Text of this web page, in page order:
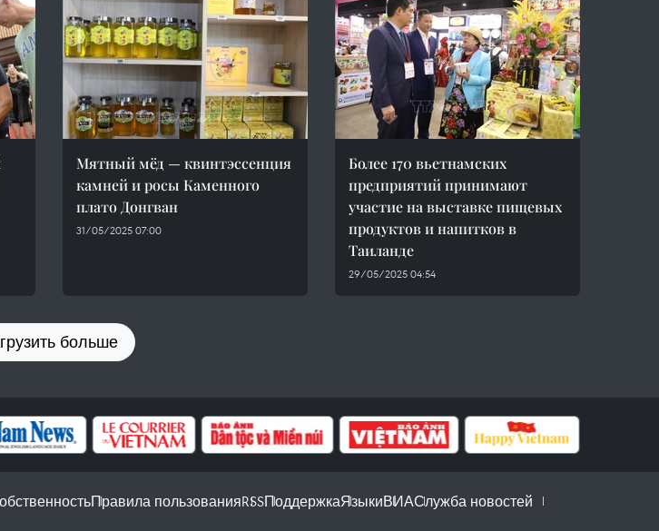
Мятный мёд — квинтэссенция
камней и росы Каменного
плато Донгван
31/05/2025 07:00
Более 170 вьетнамских
предприятий принимают
участие на выставке пищевых
продуктов и напитков в
Таиланде
29/05/2025 04:54
больше
Правила пользованияRSSПоддержкаЯзыкиВИАСлужба новостей